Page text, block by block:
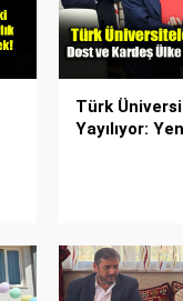
Türk
Yayılıyor: